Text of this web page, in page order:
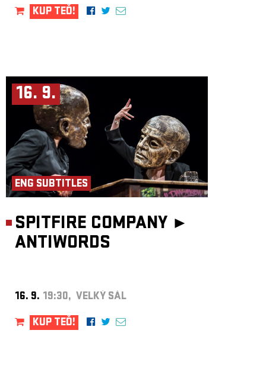
KUP TEĎ!
16. 9.
ENG SUBTITLES
SPITFIRE COMPANY ►
ANTIWORDS
16. 9. 19:30, VELKÝ SÁL
KUP TEĎ!